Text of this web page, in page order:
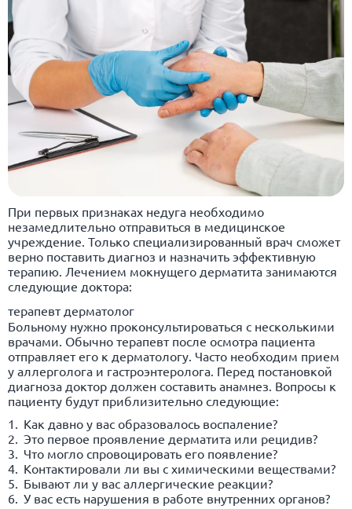
При первых признаках недуга необходимо
незамедлительно отправиться в медицинское
учреждение. Только специализированный врач сможет
верно поставить диагноз и назначить эффективную
терапию. Лечением мокнущего дерматита занимаются
следующие доктора:
терапевт дерматолог
Больному нужно проконсультироваться с несколькими
врачами. Обычно терапевт после осмотра пациента
отправляет его к дерматологу. Часто необходим прием
у аллерголога и гастроэнтеролога. Перед постановкой
диагноза доктор должен составить анамнез. Вопросы к
пациенту будут приблизительно следующие:
Как давно у вас образовалось воспаление?
Это первое проявление дерматита или рецидив?
Что могло спровоцировать его появление?
Контактировали ли вы с химическими веществами?
Бывают ли у вас аллергические реакции?
У вас есть нарушения в работе внутренних органов?